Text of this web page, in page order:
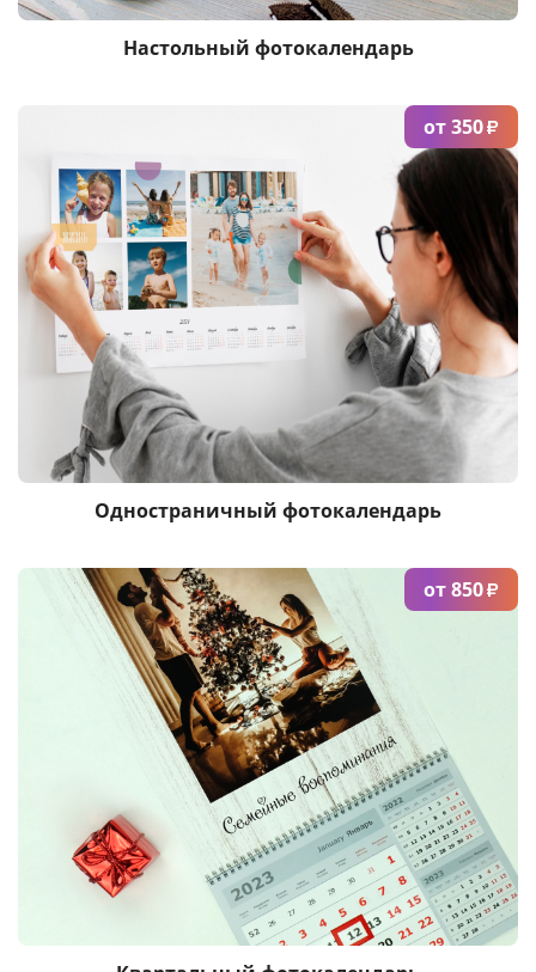
Настольный фотокалендарь
Одностраничный фотокалендарь
от 350₽
от 850₽